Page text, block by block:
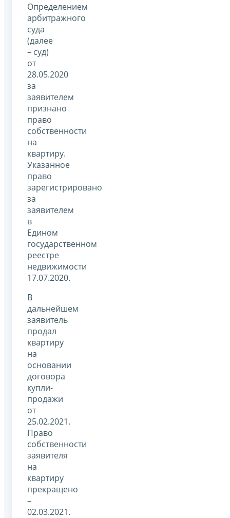
Определением
арбитражного
суда
(далее
– суд)
от
28.05.2020
за
заявителем
признано
право
собственности
на
квартиру.
Указанное
право
зарегистрировано
за
заявителем
в
Едином
государственном
реестре
недвижимости
17.07.2020.
В
дальнейшем
заявитель
продал
квартиру
на
основании
договора
купли-
продажи
от
25.02.2021.
Право
собственности
заявителя
на
квартиру
прекращено
–
02.03.2021.